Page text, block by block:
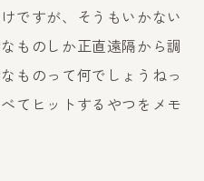
ですが、そうもいかない
ものしか正直遠隔から調
ものって何でしょうねっ
てヒットするやつをメモ